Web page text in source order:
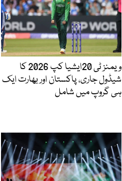
ویمنز ٹی 20ایشیا کپ 2026 کا
شیڈول جاری، پاکستان اور بھارت ایک
ہی گروپ میں شامل